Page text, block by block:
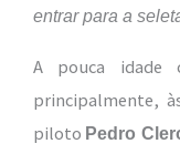
entrar para a
A pouca idade
principalmente,
piloto Pedro